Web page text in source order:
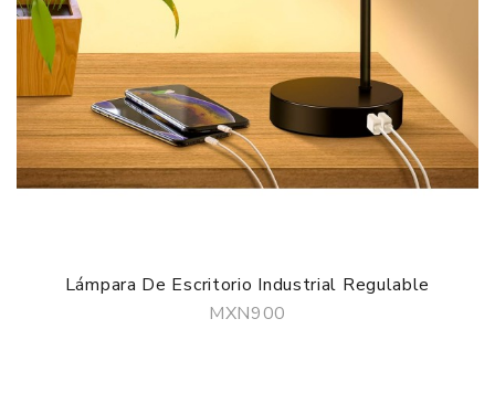
Lámpara De Escritorio Industrial Regulable
MXN900